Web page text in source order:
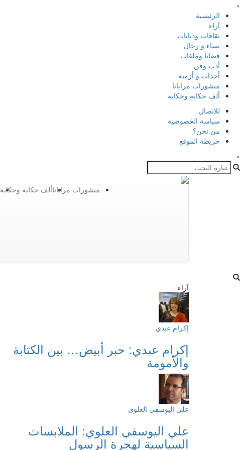
×
الرئيسية
آراء
ثقافات وديانات
نساء و رجال
قضايا وملفات
أدب وفن
أحداث و أزمنة
منشورات مرايانا
ألف حكاية وحكاية
للاتصال
سياسة الخصوصية
من نحن؟
خريطة الموقع
×
ألف حكاية وحكايةمنشورات مرايانا
آراء
إكرام عبدي
إكرام عبدي: حبر أبيض… بين الكتابة
والأمومة
علي اليوسفي العلوي
علي اليوسفي العلوي: الملابسات
السياسية لهجرة الرسول